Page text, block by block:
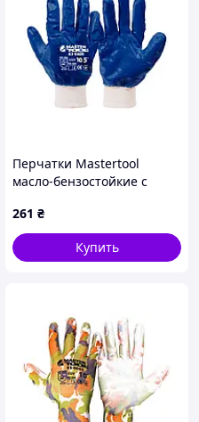
Перчатки Mastertool
масло-бензостойкие с
(83-0406) (3 шт.)
261 ₴
Купить